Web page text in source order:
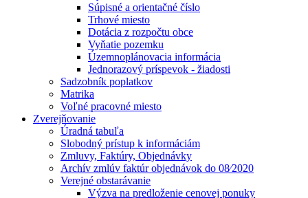
Súpisné a orientačné číslo
Trhové miesto
Dotácia z rozpočtu obce
Vyňatie pozemku
Územnoplánovacia informácia
Jednorazový príspevok - žiadosti
Sadzobník poplatkov
Matrika
Voľné pracovné miesto
Zverejňovanie
Úradná tabuľa
Slobodný prístup k informáciám
Zmluvy, Faktúry, Objednávky
Archív zmlúv faktúr objednávok do 08⁄2020
Verejné obstarávanie
Výzva na predloženie cenovej ponuky